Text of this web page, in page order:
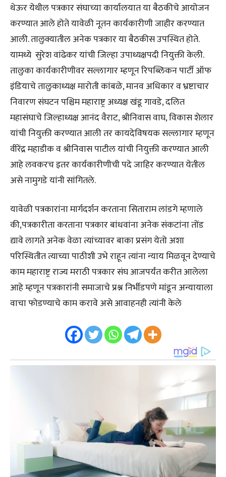
थेऊर येथील पत्रकार संघाच्या कार्यालयात या बैठकीचे आयोजन
करण्यात आले होते यावेळी नूतन कार्यकारीणी जाहीर करण्यात
आली. तालुक्यातील अनेक पत्रकार या बैठकीस उपस्थित होते.
यामध्ये सुरेश वांढेकर यांची जिल्हा उपाध्यक्षपदी नियुक्ती केली.
तालुका कार्यकारीणीवर सल्लागार म्हणून रिपब्लिकन पार्टी ऑफ
इंडियाचे तालुकाध्यक्ष मारोती कांबळे, मानव अधिकार व भ्रष्टाचार
निवारण संघटन पश्चिम महाराष्ट्र अध्यक्ष खंडू गावडे, दलित
महासंघाचे जिल्हाध्यक्ष आनंद वैराट, श्रीनिवास वाघ, विकास शेलार
यांची नियुक्ती करण्यात आली तर कायदेविषयक सल्लागार म्हणून
वीरेंद्र महाडीक व श्रीनिवास पाटील यांची नियुक्ती करण्यात आली
आहे लवकरच इतर कार्यकारीणीची पदे जाहिर करण्यात येतील
असे नामुगडे यांनी सांगितले.
यावेळी पत्रकारांना मार्गदर्शन करताना सिताराम लांडगे म्हणाले
की,पत्रकारीता करताना पत्रकार बांधवांना अनेक संकटांना तोंड
द्यावे लागते अनेक वेळा त्यांच्यावर बाका प्रसंग येतो अशा
परिस्थितीत त्याच्या पाठीशी उभे राहून त्यांना न्याय मिळवून देण्याचे
काम महाराष्ट्र राज्य मराठी पत्रकार संघ आजपर्यंत करीत आलेला
आहे म्हणून पत्रकारांनी समाजाचे प्रश्न निर्भीडपणे मांडून अन्यायाला
वाचा फोडण्याचे काम करावे असे आवाहनही त्यांनी केले